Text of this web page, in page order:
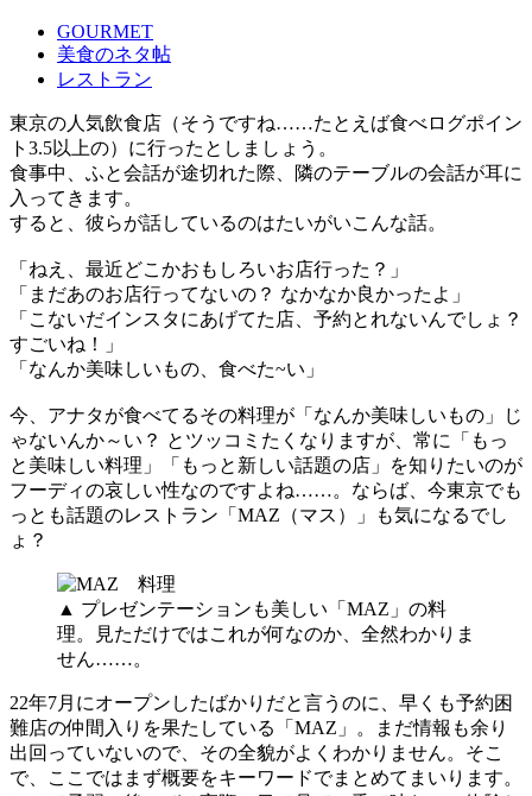
GOURMET
美食のネタ帖
レストラン
東京の人気飲食店（そうですね……たとえば食べログポイン
ト3.5以上の）に行ったとしましょう。
食事中、ふと会話が途切れた際、隣のテーブルの会話が耳に
入ってきます。
すると、彼らが話しているのはたいがいこんな話。
「ねえ、最近どこかおもしろいお店行った？」
「まだあのお店行ってないの？ なかなか良かったよ」
「こないだインスタにあげてた店、予約とれないんでしょ？
すごいね！」
「なんか美味しいもの、食べた~い」
今、アナタが食べてるその料理が「なんか美味しいもの」じ
ゃないんか～い？ とツッコミたくなりますが、常に「もっ
と美味しい料理」「もっと新しい話題の店」を知りたいのが
フーディの哀しい性なのですよね……。ならば、今東京でも
っとも話題のレストラン「MAZ（マス）」も気になるでし
ょ？
▲ プレゼンテーションも美しい「MAZ」の料
理。見ただけではこれが何なのか、全然わかりま
せん……。
22年7月にオープンしたばかりだと言うのに、早くも予約困
難店の仲間入りを果たしている「MAZ」。まだ情報も余り
出回っていないので、その全貌がよくわかりません。そこ
で、ここではまず概要をキーワードでまとめてまいります。